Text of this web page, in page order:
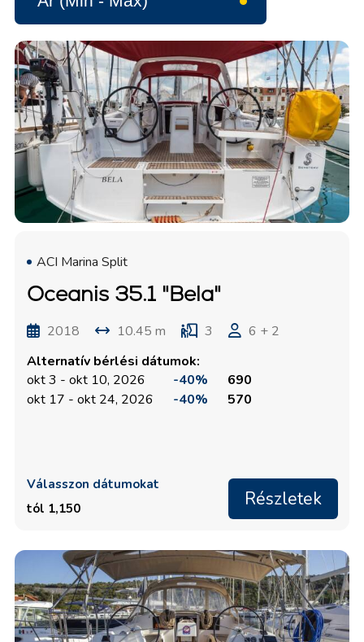
ACI Marina Split
Oceanis 35.1 "Bela"
2018 10.45 m 3
6 + 2
Alternatív bérlési dátumok:
okt 3 - okt 10, 2026
-40%
690
okt 17 - okt 24, 2026
-40% 570
Válasszon dátumokat
tól 1,150
Részletek